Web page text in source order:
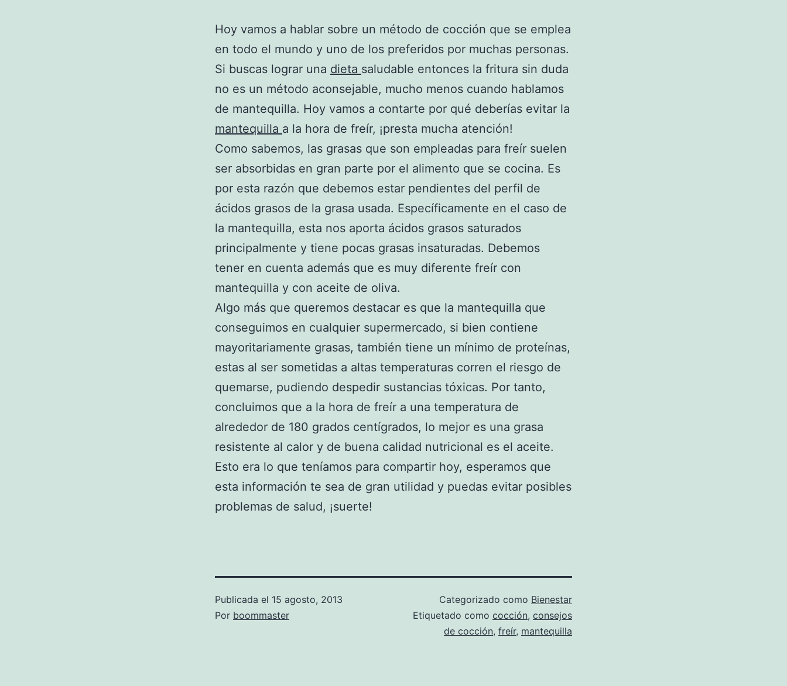
Hoy vamos a hablar sobre un método de cocción que se emplea
en todo el mundo y uno de los preferidos por muchas personas.
Si buscas lograr una dieta saludable entonces la fritura sin duda
no es un método aconsejable, mucho menos cuando hablamos
de mantequilla. Hoy vamos a contarte por qué deberías evitar la
mantequilla a la hora de freír, ¡presta mucha atención!
Como sabemos, las grasas que son empleadas para freír suelen
ser absorbidas en gran parte por el alimento que se cocina. Es
por esta razón que debemos estar pendientes del perfil de
ácidos grasos de la grasa usada. Específicamente en el caso de
la mantequilla, esta nos aporta ácidos grasos saturados
principalmente y tiene pocas grasas insaturadas. Debemos
tener en cuenta además que es muy diferente freír con
mantequilla y con aceite de oliva.
Algo más que queremos destacar es que la mantequilla que
conseguimos en cualquier supermercado, si bien contiene
mayoritariamente grasas, también tiene un mínimo de proteínas,
estas al ser sometidas a altas temperaturas corren el riesgo de
quemarse, pudiendo despedir sustancias tóxicas. Por tanto,
concluimos que a la hora de freír a una temperatura de
alrededor de 180 grados centígrados, lo mejor es una grasa
resistente al calor y de buena calidad nutricional es el aceite.
Esto era lo que teníamos para compartir hoy, esperamos que
esta información te sea de gran utilidad y puedas evitar posibles
problemas de salud, ¡suerte!
Publicada el 15 agosto, 2013
Por boommaster
Categorizado como Bienestar
Etiquetado como cocción, consejos
de cocción, freír, mantequilla